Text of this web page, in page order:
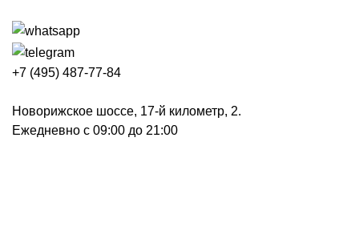
+7 (495) 487-77-84
Новорижское шоссе, 17-й километр, 2.
Ежедневно с 09:00 до 21:00